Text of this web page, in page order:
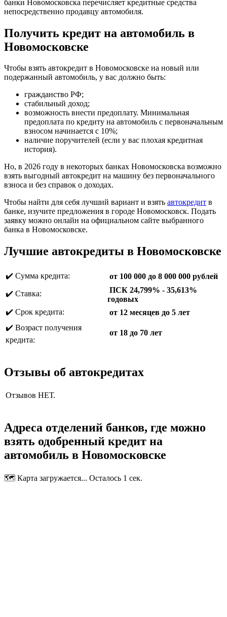
банки Новомосковска перечисляет кредитные средства
непосредственно продавцу автомобиля.
Получить кредит на автомобиль в
Новомосковске
Чтобы взять автокредит в Новомосковске на новый или
подержанный автомобиль, у вас должно быть:
гражданство РФ;
стабильный доход;
возможность внести предоплату. Минимальная
предоплата по кредиту на автомобиль с первоначальным
взносом начинается с 10%;
наличие поручителей (если у вас плохая кредитная
история).
Но, в 2026 году в некоторых банках Новомосковска возможно
взять выгодный автокредит на машину без первоначального
взноса и без справок о доходах.
Чтобы найти для себя лучший вариант и взять автокредит в
банке, изучите предложения в городе Новомосковск. Подать
заявку можно онлайн на официальном сайте выбранного
банка в Новомосковске.
Лучшие автокредиты в Новомосковске
✔️ Сумма кредита:
от 100 000 до 8 000 000 рублей
✔️ Ставка:
ПСК 24,799% - 35,613%
годовых
✔️ Срок кредита:
от 12 месяцев до 5 лет
✔️ Возраст получения
кредита:
от 18 до 70 лет
Отзывы об автокредитах
Отзывов НЕТ.
Адреса отделений банков, где можно
взять одобренный кредит на
автомобиль в Новомосковске
🗺️ Карта загружается... Осталось 1 сек.